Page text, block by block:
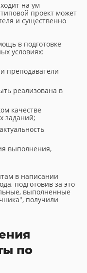
на ум
проект может
и существенно
в подготовке
условиях:
преподаватели
реализована в
качестве
заданий;
выполнения,
в написании
подготовив за это
выполненные
получили
по